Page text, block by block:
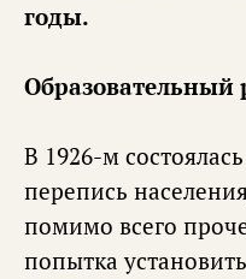
годы.
Образовательный
В 1926-м
перепись
помимо всего
попытка